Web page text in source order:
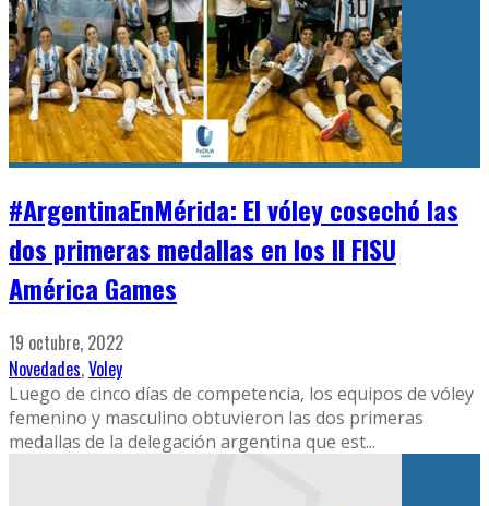
#ArgentinaEnMérida: El vóley cosechó las
dos primeras medallas en los II FISU
América Games
19 octubre, 2022
Novedades,Voley
Luego de cinco días de competencia, los equipos de vóley
femenino y masculino obtuvieron las dos primeras
medallas de la delegación argentina que est...